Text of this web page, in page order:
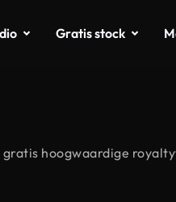
Gratis stock
hoogwaardige